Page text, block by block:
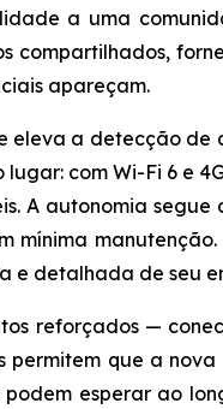
a uma
compartilhados,
apareçam.
eleva a detecção de
lugar: com Wi-Fi 6 e
A autonomia
mínima
e detalhada de seu
reforçados —
permitem que a
podem esperar ao